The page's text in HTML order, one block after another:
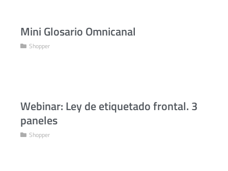
Mini Glosario Omnicanal
Shopper
Webinar: Ley de etiquetado frontal. 3
paneles
Shopper